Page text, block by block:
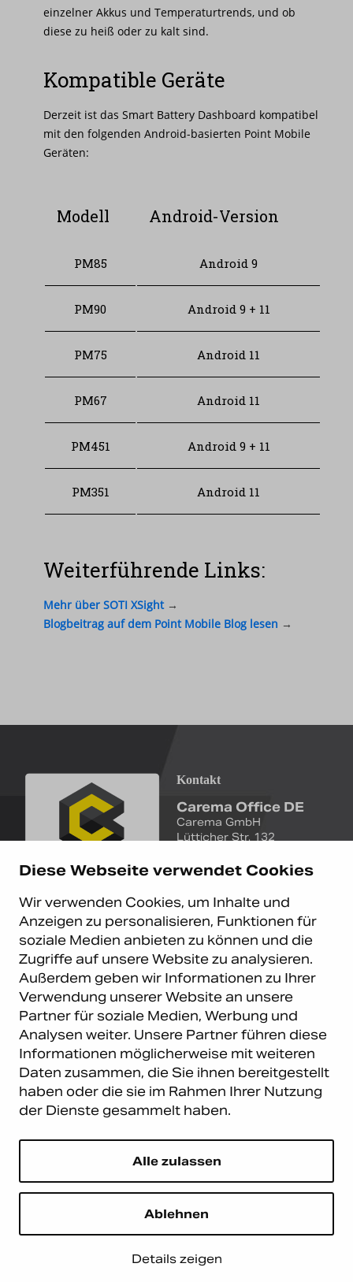
Diese Webseite verwendet Cookies
Wir verwenden Cookies, um Inhalte und
Anzeigen zu personalisieren, Funktionen für
soziale Medien anbieten zu können und die
Zugriffe auf unsere Website zu analysieren.
Außerdem geben wir Informationen zu Ihrer
Verwendung unserer Website an unsere
Partner für soziale Medien, Werbung und
Analysen weiter. Unsere Partner führen diese
Informationen möglicherweise mit weiteren
Daten zusammen, die Sie ihnen bereitgestellt
haben oder die sie im Rahmen Ihrer Nutzung
der Dienste gesammelt haben.
Alle zulassen
Ablehnen
Details zeigen
einzelner Akkus und Temperaturtrends, und ob
diese zu heiß oder zu kalt sind.
Kompatible Geräte
Derzeit ist das Smart Battery Dashboard kompatibel
mit den folgenden Android-basierten Point Mobile
Geräten:
Modell Android-Version
PM85 Android 9
PM90 Android 9 + 11
PM75 Android 11
PM67 Android 11
PM451 Android 9 + 11
PM351 Android 11
Weiterführende Links:
Mehr über SOTI XSight→
Blogbeitrag auf dem Point Mobile Blog lesen →
Kontakt
Carema Office DE
Carema GmbH
Lütticher Str. 132
+49 (0)211 9367 8390
info@carema.de
© Copyright 2026 Carema
GmbH. Alle Rechte vorbehalten.
Datenschutz|Impressum
Carema Warehouse
Carema Hardware BV
Bohemenstraat 9
8028 SB Zwolle
Niederlande
Kundendienst
Serviceabteilung
Newsletter abonnieren